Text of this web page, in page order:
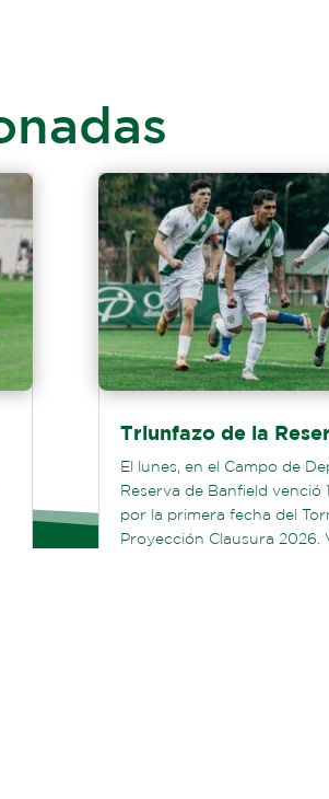
Triunfazo de la
El lunes, en el Campo de
Reserva de Banfield venció
por la primera fecha del
Proyección Clausura 2026.